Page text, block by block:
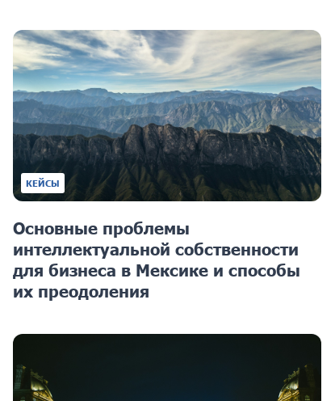
КЕЙСЫ
Основные проблемы
интеллектуальной собственности
для бизнеса в Мексике и способы
их преодоления